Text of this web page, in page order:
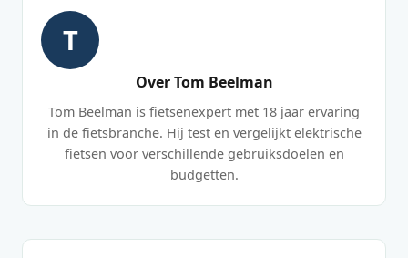
T
Over Tom Beelman
Tom Beelman is fietsenexpert met 18 jaar ervaring
in de fietsbranche. Hij test en vergelijkt elektrische
fietsen voor verschillende gebruiksdoelen en
budgetten.